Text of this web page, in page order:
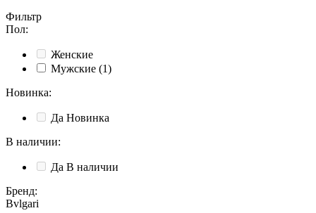
Фильтр
Пол:
Женские
Мужские (1)
Новинка:
Да Новинка
В наличии:
Да В наличии
Бренд:
Bvlgari